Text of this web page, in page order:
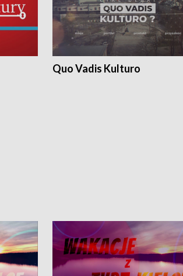
Quo Vadis Kulturo